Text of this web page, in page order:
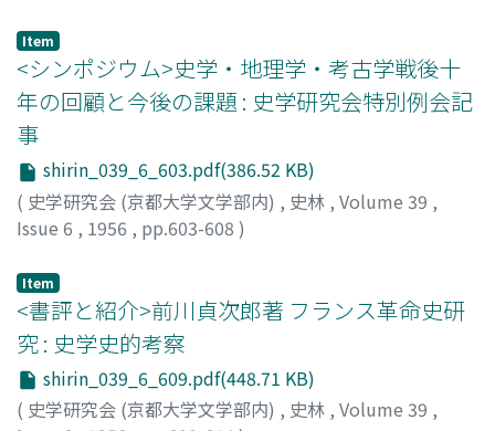
Item
<シンポジウム>史学・地理学・考古学戦後十
年の回顧と今後の課題 : 史学研究会特別例会記
事
shirin_039_6_603.pdf(386.52 KB)
( 史学研究会 (京都大学文学部内) , 史林 , Volume 39 ,
Issue 6 , 1956 , pp.603-608 )
田, 雄次
Item
<書評と紹介>前川貞次郎著 フランス革命史研
究 : 史学史的考察
shirin_039_6_609.pdf(448.71 KB)
( 史学研究会 (京都大学文学部内) , 史林 , Volume 39 ,